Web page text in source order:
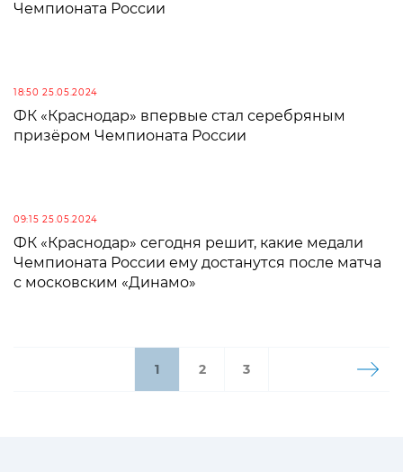
Чемпионата России
18:50 25.05.2024
ФК «Краснодар» впервые стал серебряным
призёром Чемпионата России
09:15 25.05.2024
ФК «Краснодар» сегодня решит, какие медали
Чемпионата России ему достанутся после матча
с московским «Динамо»
1 2 3